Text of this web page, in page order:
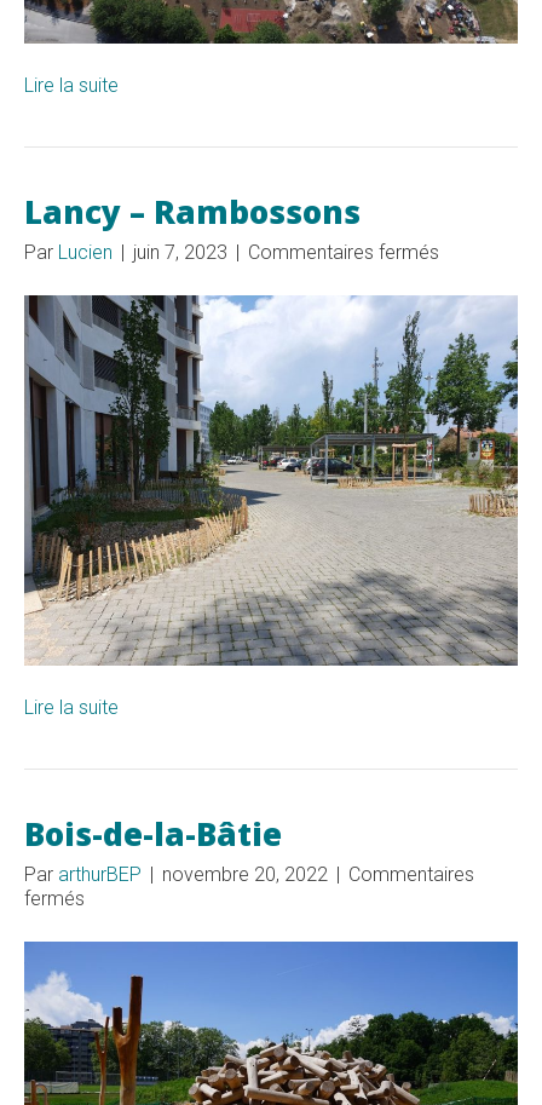
Lire la suite
Lancy – Rambossons
Par Lucien | juin 7, 2023 | Commentaires fermés
–
Lire la suite
Bois-de-la-Bâtie
Par arthurBEP | novembre 20, 2022 | Commentaires
fermés
de-
Bâtie